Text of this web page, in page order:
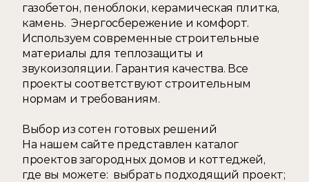
газобетон, пеноблоки, керамическая плитка,
камень.  Энергосбережение и комфорт.
Используем современные строительные
материалы для теплозащиты и
звукоизоляции. Гарантия качества. Все
проекты соответствуют строительным
нормам и требованиям.
Выбор из сотен готовых решений
На нашем сайте представлен каталог
проектов загородных домов и коттеджей,
где вы можете:  выбрать подходящий проект;